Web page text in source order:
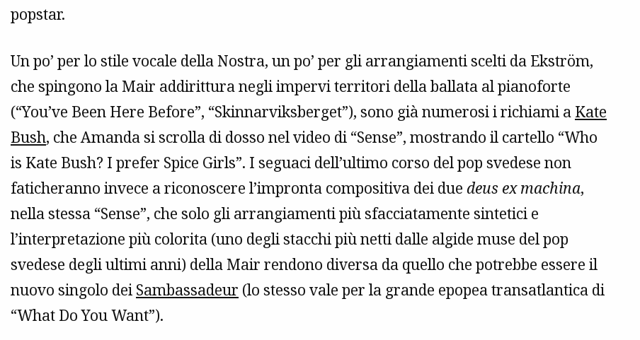
popstar.
Un po’ per lo stile vocale della Nostra, un po’ per gli arrangiamenti scelti da Ekström,
che spingono la Mair addirittura negli impervi territori della ballata al pianoforte
(“You’ve Been Here Before”, “Skinnarviksberget”), sono già numerosi i richiami a Kate
Bush, che Amanda si scrolla di dosso nel video di “Sense”, mostrando il cartello “Who
is Kate Bush? I prefer Spice Girls”. I seguaci dell’ultimo corso del pop svedese non
faticheranno invece a riconoscere l’impronta compositiva dei due deus ex machina,
nella stessa “Sense”, che solo gli arrangiamenti più sfacciatamente sintetici e
l’interpretazione più colorita (uno degli stacchi più netti dalle algide muse del pop
svedese degli ultimi anni) della Mair rendono diversa da quello che potrebbe essere il
nuovo singolo dei Sambassadeur (lo stesso vale per la grande epopea transatlantica di
“What Do You Want”).